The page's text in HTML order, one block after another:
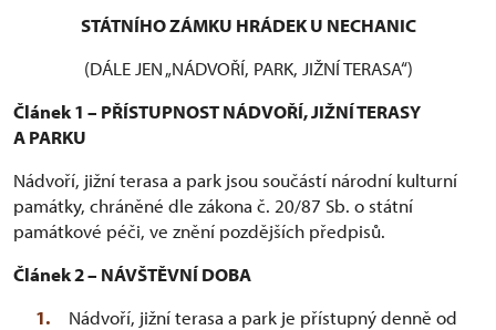
STÁTNÍHO ZÁMKU HRÁDEK U NECHANIC
(DÁLE JEN „NÁDVOŘÍ, PARK, JIŽNÍ TERASA“)
Článek 1 – PŘÍSTUPNOST NÁDVOŘÍ, JIŽNÍ TERASY
A PARKU
Nádvoří, jižní terasa a park jsou součástí národní kulturní
památky, chráněné dle zákona č. 20/87 Sb. o státní
památkové péči, ve znění pozdějších předpisů.
Článek 2 – NÁVŠTĚVNÍ DOBA
Nádvoří, jižní terasa a park je přístupný denně od